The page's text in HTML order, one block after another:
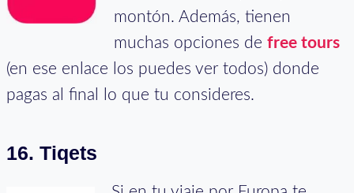
montón. Además, tienen
muchas opciones de free tours
(en ese enlace los puedes ver todos) donde
pagas al final lo que tu consideres.
16. Tiqets